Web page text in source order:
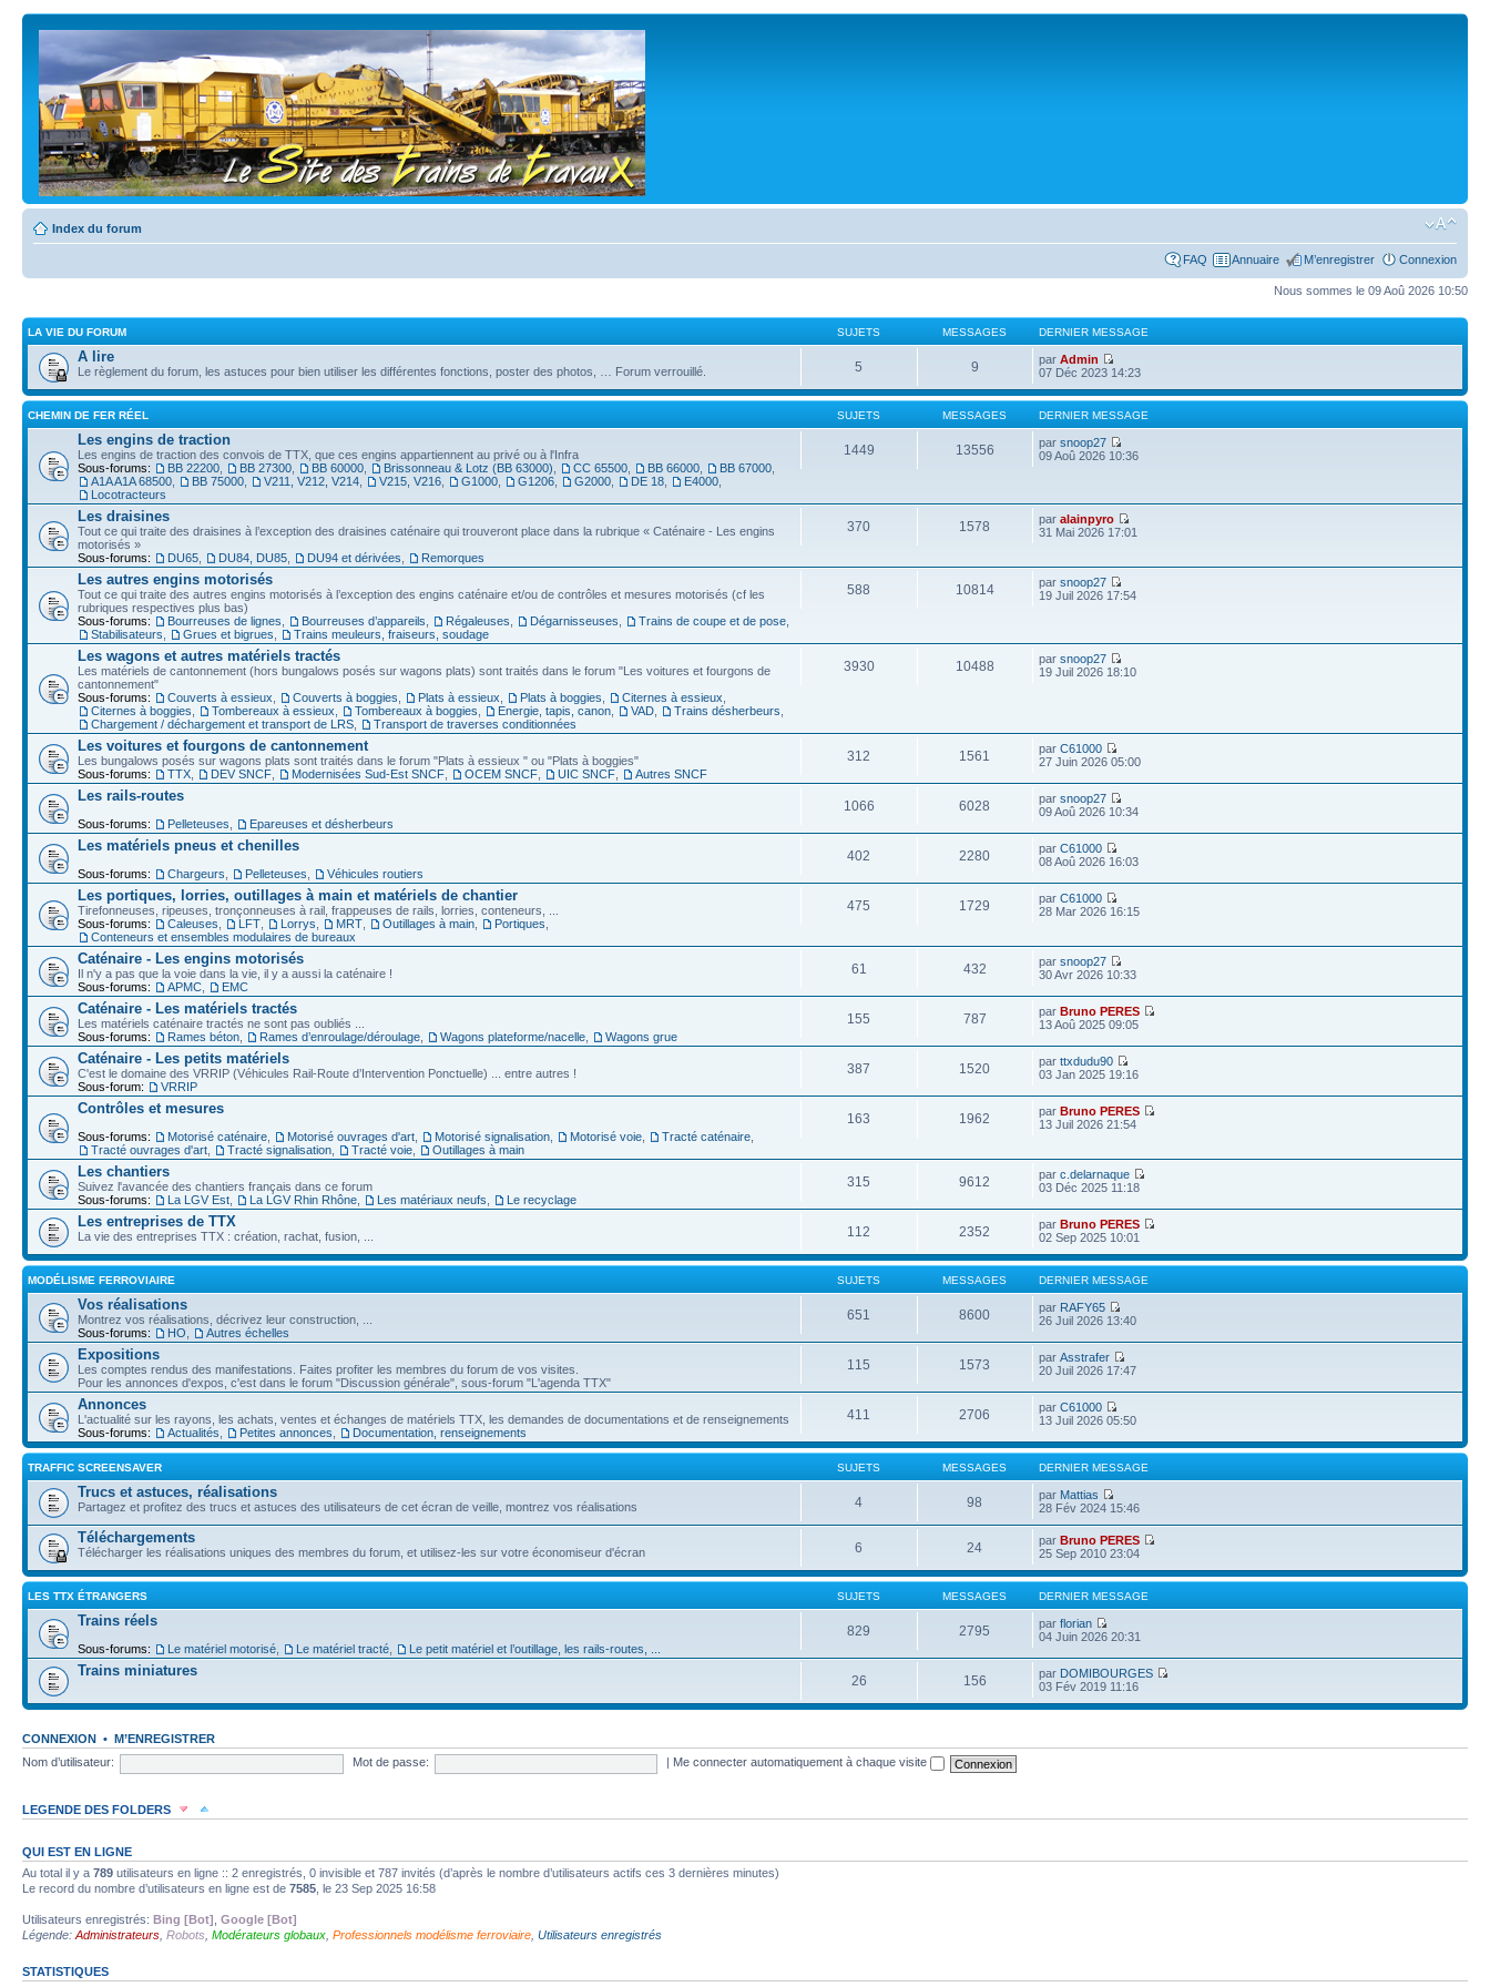
Index du forum
FAQ Annuaire M’enregistrer Connexion
Nous sommes le 09 Aoû 2026 10:50
LA VIE DU FORUM SUJETS MESSAGES DERNIER MESSAGE
A lire
Le règlement du forum, les astuces pour bien utiliser les différentes fonctions, poster des photos, … Forum verrouillé. 5 9 parAdmin
07 Déc 2023 14:23
CHEMIN DE FER RÉEL SUJETS MESSAGES DERNIER MESSAGE
Les engins de traction
Les engins de traction des convois de TTX, que ces engins appartiennent au privé ou à l'Infra
Sous-forums:
BB 22200 BB 27300 BB 60000 Brissonneau & Lotz (BB 63000) CC 65500 BB 66000 BB 67000
A1A A1A 68500
BB 75000 V211, V212, V214 V215, V216 G1000 G1206 G2000 DE 18 E4000
Locotracteurs
1449 13556 parsnoop27
09 Aoû 2026 10:36
Les draisines
Tout ce qui traite des draisines à l’exception des draisines caténaire qui trouveront place dans la rubrique « Caténaire - Les engins
motorisés »
Sous-forums:
DU65 DU84, DU85 DU94 et dérivées Remorques
370 1578 paralainpyro
31 Mai 2026 17:01
Les autres engins motorisés
Tout ce qui traite des autres engins motorisés à l’exception des engins caténaire et/ou de contrôles et mesures motorisés (cf les
rubriques respectives plus bas)
Sous-forums:
Bourreuses de lignes Bourreuses d’appareils Régaleuses Dégarnisseuses Trains de coupe et de pose
Stabilisateurs
Grues et bigrues Trains meuleurs, fraiseurs, soudage
588 10814 parsnoop27
19 Juil 2026 17:54
Les wagons et autres matériels tractés
Les matériels de cantonnement (hors bungalows posés sur wagons plats) sont traités dans le forum "Les voitures et fourgons de
cantonnement"
Sous-forums:
Couverts à essieux Couverts à boggies Plats à essieux Plats à boggies Citernes à essieux
Citernes à boggies
Tombereaux à essieux Tombereaux à boggies Energie, tapis, canon VAD Trains désherbeurs
Chargement / déchargement et transport de LRS
Transport de traverses conditionnées
3930 10488 parsnoop27
19 Juil 2026 18:10
Les voitures et fourgons de cantonnement
Les bungalows posés sur wagons plats sont traités dans le forum "Plats à essieux " ou "Plats à boggies"
Sous-forums:
TTX DEV SNCF Modernisées Sud-Est SNCF OCEM SNCF UIC SNCF Autres SNCF
312 1561 parC61000
27 Juin 2026 05:00
Les rails-routes
Sous-forums: Pelleteuses Epareuses et désherbeurs
1066 6028 parsnoop27
09 Aoû 2026 10:34
Les matériels pneus et chenilles
Sous-forums: Chargeurs Pelleteuses Véhicules routiers
402 2280 parC61000
08 Aoû 2026 16:03
Les portiques, lorries, outillages à main et matériels de chantier
Tirefonneuses, ripeuses, tronçonneuses à rail, frappeuses de rails, lorries, conteneurs, ...
Sous-forums:
Caleuses LFT Lorrys MRT Outillages à main Portiques
Conteneurs et ensembles modulaires de bureaux
475 1729 parC61000
28 Mar 2026 16:15
Caténaire - Les engins motorisés
Il n'y a pas que la voie dans la vie, il y a aussi la caténaire !
Sous-forums:
APMC EMC
61 432 parsnoop27
30 Avr 2026 10:33
Caténaire - Les matériels tractés
Les matériels caténaire tractés ne sont pas oubliés ...
Sous-forums:
Rames béton Rames d’enroulage/déroulage Wagons plateforme/nacelle Wagons grue
155 787 parBruno PERES
13 Aoû 2025 09:05
Caténaire - Les petits matériels
C'est le domaine des VRRIP (Véhicules Rail-Route d’Intervention Ponctuelle) ... entre autres !
Sous-forum:
VRRIP
387 1520 parttxdudu90
03 Jan 2025 19:16
Contrôles et mesures
Sous-forums: Motorisé caténaire Motorisé ouvrages d'art Motorisé signalisation Motorisé voie Tracté caténaire
Tracté ouvrages d'art
Tracté signalisation Tracté voie Outillages à main
163 1962 parBruno PERES
13 Juil 2026 21:54
Les chantiers
Suivez l'avancée des chantiers français dans ce forum
Sous-forums:
La LGV Est La LGV Rhin Rhône Les matériaux neufs Le recyclage
315 9612 parc.delarnaque
03 Déc 2025 11:18
Les entreprises de TTX
La vie des entreprises TTX : création, rachat, fusion, ... 112 2352 parBruno PERES
02 Sep 2025 10:01
MODÉLISME FERROVIAIRE SUJETS MESSAGES DERNIER MESSAGE
Vos réalisations
Montrez vos réalisations, décrivez leur construction, ...
Sous-forums:
HO Autres échelles
651 8600 par RAFY65
26 Juil 2026 13:40
Expositions
Les comptes rendus des manifestations. Faites profiter les membres du forum de vos visites.
Pour les annonces d'expos, c'est dans le forum "Discussion générale", sous-forum "L'agenda TTX"
115 1573 parAsstrafer
20 Juil 2026 17:47
Annonces
L'actualité sur les rayons, les achats, ventes et échanges de matériels TTX, les demandes de documentations et de renseignements
Sous-forums:
Actualités Petites annonces Documentation, renseignements
411 2706 parC61000
13 Juil 2026 05:50
TRAFFIC SCREENSAVER SUJETS MESSAGES DERNIER MESSAGE
Trucs et astuces, réalisations
Partagez et profitez des trucs et astuces des utilisateurs de cet écran de veille, montrez vos réalisations 4 98 par Mattias
28 Fév 2024 15:46
Téléchargements
Télécharger les réalisations uniques des membres du forum, et utilisez-les sur votre économiseur d'écran 6 24 parBruno PERES
25 Sep 2010 23:04
LES TTX ÉTRANGERS SUJETS MESSAGES DERNIER MESSAGE
Trains réels
Sous-forums: Le matériel motorisé Le matériel tracté Le petit matériel et l’outillage, les rails-routes, ...
829 2795 parflorian
04 Juin 2026 20:31
Trains miniatures
26 156 par DOMIBOURGES
03 Fév 2019 11:16
CONNEXION • M’ENREGISTRER
Nom d’utilisateur:
Mot de passe: Me connecter automatiquement à chaque visite
LEGENDE DES FOLDERS
Forum non lu Forum fermé, non lu Forum avec sous-forum non lu
Forum lien Sous-forum lu Sous-forum non lu
QUI EST EN LIGNE
Au total il y a 789 utilisateurs en ligne :: 2 enregistrés, 0 invisible et 787 invités (d’après le nombre d’utilisateurs actifs ces 3 dernières minutes)
Le record du nombre d’utilisateurs en ligne est de 7585 , le 23 Sep 2025 16:58
Utilisateurs enregistrés: Bing [Bot] Google [Bot]
Légende: Administrateurs Robots Modérateurs globaux Professionnels modélisme ferroviaire Utilisateurs enregistrés
STATISTIQUES